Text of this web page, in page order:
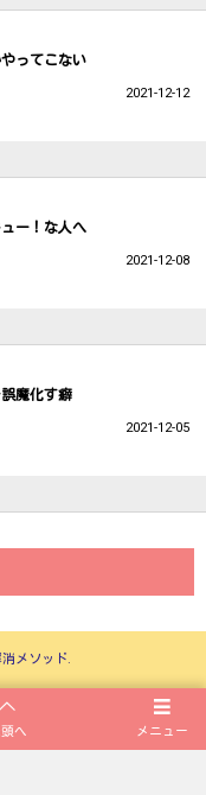
ってこない
2021-12-12
ー！な人へ
2021-12-08
魔化す癖
2021-12-05
メソッド.
メニュー
へ